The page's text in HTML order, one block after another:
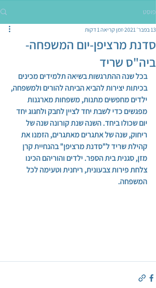
פוסט
סדנת מרציפן-יום המשפחה-
ביה"ס שריד
13 בפבר׳ 2021 זמן קריאה 1 דקות
בכל שנה ההתרגשות בשיאה תלמידים מכינים
בכיתות יצירות להביא הביתה להורים ולמשפחה,
ילדים מחפשים מתנות, משפחות מארגנות
מפגשים כדי לשבת יחד לציין לחבק ולחגוג יחד
יום שכולו ביחד. השנה שנת קורונה שנה של
ריחוק, שנה של אתגרים מאתגרים, הזמנו את
קהילת שריד ל"סדנת מרציפן" בהנחיית קרן
מזן, סגנית בית הספר. ילדים והוריהם הכינו
צלחת פירות צבעונית, ריחנית וטעימה לכל
המשפחה.